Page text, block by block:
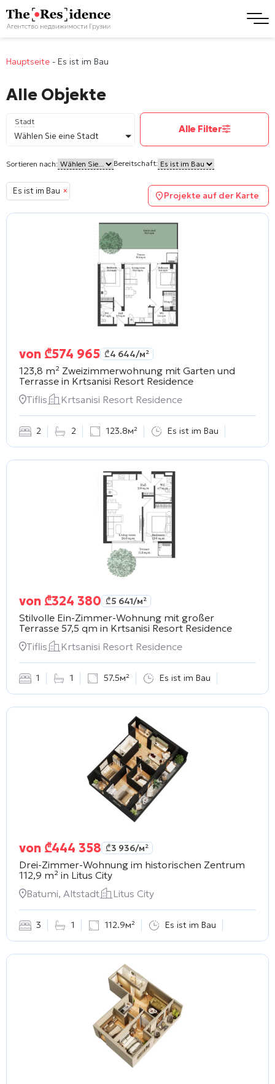
Hauptseite - Es ist im Bau
Alle Objekte
Stadt
Wählen Sie eine Stadt
Alle Filter
Sortieren nach: Bereitschaft:
Es ist im Bau × Projekte auf der Karte
von ₾574 965 ₾4 644/м²
123,8 m² Zweizimmerwohnung mit Garten und
Terrasse in Krtsanisi Resort Residence
Tiflis
Krtsanisi Resort Residence
2 2 123.8м² Es ist im Bau
von ₾324 380 ₾5 641/м²
Stilvolle Ein-Zimmer-Wohnung mit großer
Terrasse 57,5 qm in Krtsanisi Resort Residence
Tiflis
Krtsanisi Resort Residence
1 1 57.5м² Es ist im Bau
von ₾444 358 ₾3 936/м²
Drei-Zimmer-Wohnung im historischen Zentrum
112,9 m² in Litus City
Batumi, Altstadt
Litus City
3 1 112.9м² Es ist im Bau